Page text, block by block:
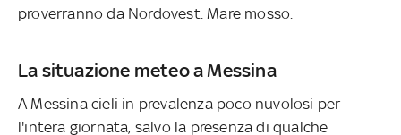
proverranno da Nordovest. Mare mosso.
La situazione meteo a Messina
A Messina cieli in prevalenza poco nuvolosi per
l'intera giornata, salvo la presenza di qualche